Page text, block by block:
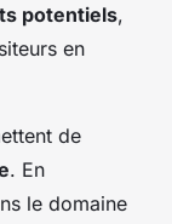
potentiels,
en
de
. En
le domaine